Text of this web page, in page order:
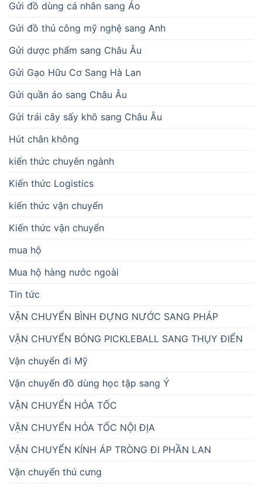
Gửi đồ dùng cá nhân sang Áo
Gửi đồ thủ công mỹ nghệ sang Anh
Gửi dược phẩm sang Châu Âu
Gửi Gạo Hữu Cơ Sang Hà Lan
Gửi quần áo sang Châu Âu
Gửi trái cây sấy khô sang Châu Âu
Hút chân không
kiến thức chuyên ngành
Kiến thức Logistics
kiến thức vận chuyển
Kiến thức vận chuyển
mua hộ
Mua hộ hàng nước ngoài
Tin tức
VẬN CHUYỂN BÌNH ĐỰNG NƯỚC SANG PHÁP
VẬN CHUYỂN BÓNG PICKLEBALL SANG THỤY ĐIỂN
Vận chuyển đi Mỹ
Vận chuyển đồ dùng học tập sang Ý
VẬN CHUYỂN HỎA TỐC
VẬN CHUYỂN HỎA TỐC NỘI ĐỊA
VẬN CHUYỂN KÍNH ÁP TRÒNG ĐI PHẦN LAN
Vận chuyển thú cưng